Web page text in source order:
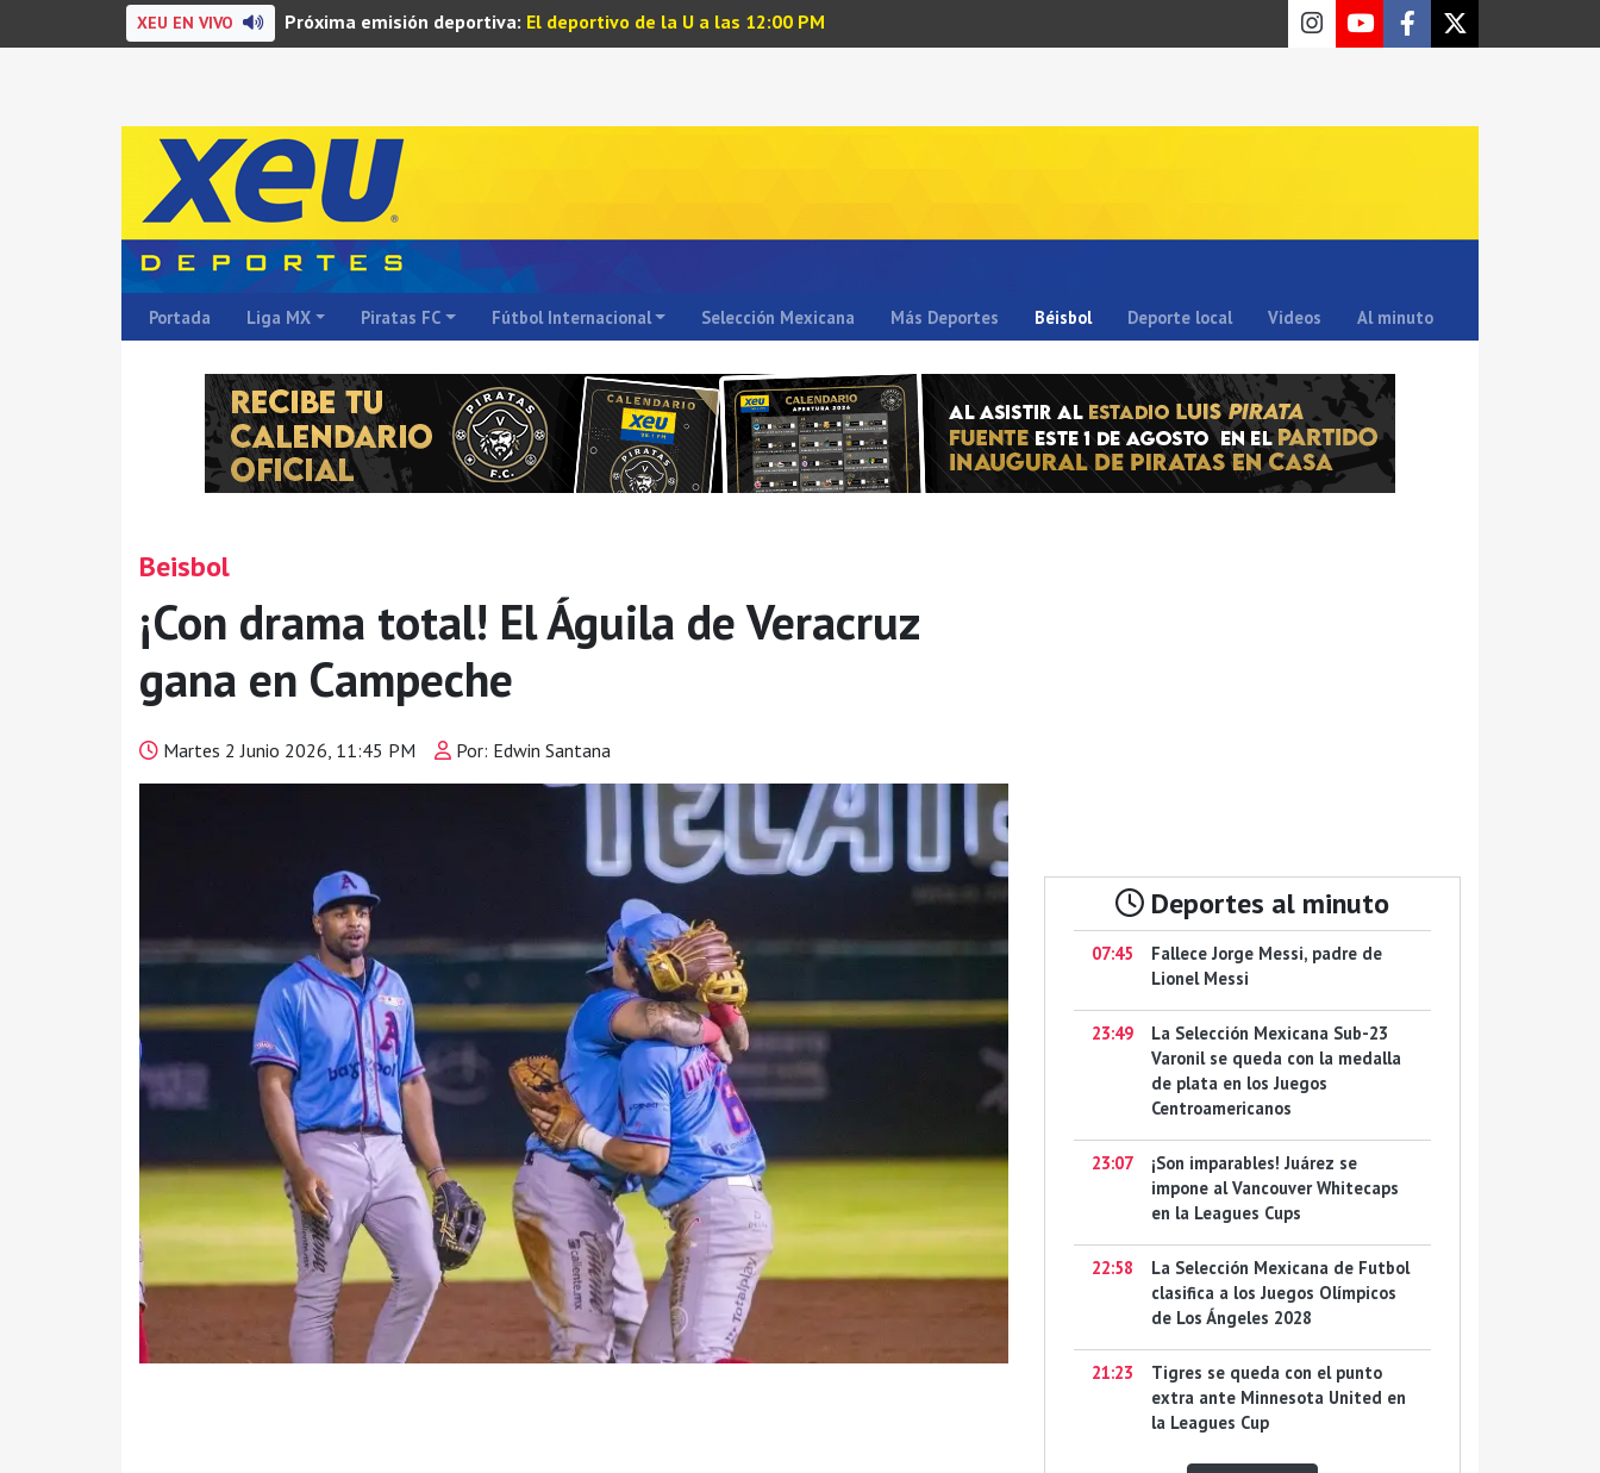
XEU EN VIVO Próxima emisión deportiva: El deportivo de la U a las 12:00 PM
Portada Liga MX Piratas FC Fútbol Internacional Selección Mexicana Más Deportes Béisbol Deporte local Videos Al minuto
Beisbol
¡Con drama total! El Águila de Veracruz
gana en Campeche
Martes 2 Junio 2026, 11:45 PM Por: Edwin Santana
Deportes al minuto
07:45
Fallece Jorge Messi, padre de
Lionel Messi
23:49
La Selección Mexicana Sub-23
Varonil se queda con la medalla
de plata en los Juegos
Centroamericanos
23:07
¡Son imparables! Juárez se
impone al Vancouver Whitecaps
en la Leagues Cups
22:58
La Selección Mexicana de Futbol
clasifica a los Juegos Olímpicos
de Los Ángeles 2028
21:23
Tigres se queda con el punto
extra ante Minnesota United en
la Leagues Cup